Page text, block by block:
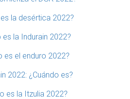
la desértica 2022?
es la Indurain 2022?
es el enduro 2022?
2022: ¿Cuándo es?
es la Itzulia 2022?